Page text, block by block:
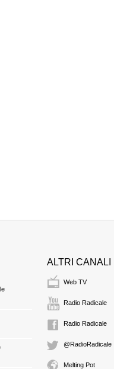
ALTRI CANALI
Web TV
Radio Radicale
Radio Radicale
@RadioRadicale
Melting Pot